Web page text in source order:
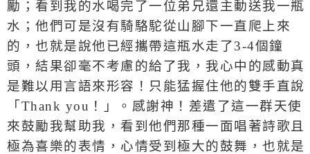
勵；看到我的水喝完了一位弟兄還主動送我一瓶
水；他們可是沒有騎駱駝從山腳下一直爬上來
的，也就是說他已經攜帶這瓶水走了3-4個鐘
頭，結果卻毫不考慮的給了我，我心中的感動真
是難以用言語來形容！只能猛握住他的雙手直說
「 Thank you ！」。感謝神！差遣了這一群天使
來鼓勵我幫助我，看到他們那種一面唱著詩歌且
極為喜樂的表情，心情受到極大的鼓舞，也就是